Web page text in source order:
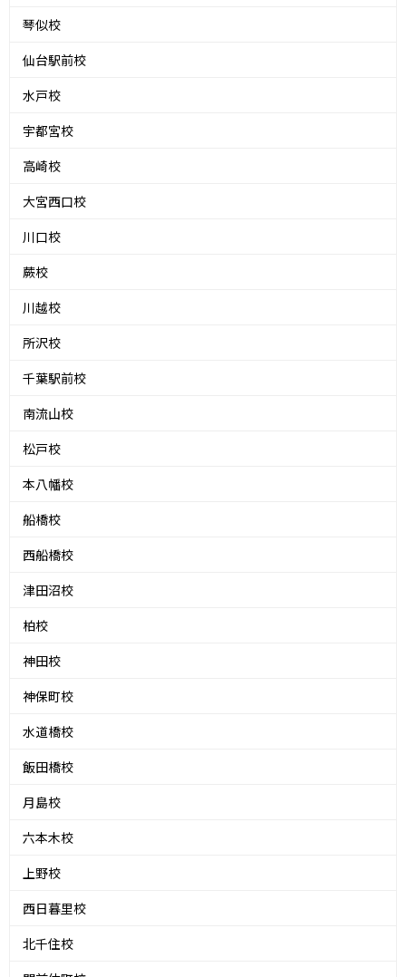
琴似校
仙台駅前校
水戸校
宇都宮校
高崎校
大宮西口校
川口校
蕨校
川越校
所沢校
千葉駅前校
南流山校
松戸校
本八幡校
船橋校
西船橋校
津田沼校
柏校
神田校
神保町校
水道橋校
飯田橋校
月島校
六本木校
上野校
西日暮里校
北千住校